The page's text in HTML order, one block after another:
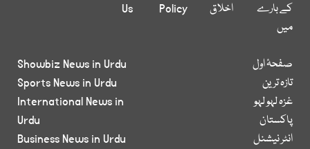
کے بارے
میں
اخلاق
Policy
Us
صفحۂ اول
تازہ ترین
غزہ لہو لہو
پاکستان
انٹر نیشنل
Showbiz News in Urdu
Sports News in Urdu
International News in
Urdu
Business News in Urdu